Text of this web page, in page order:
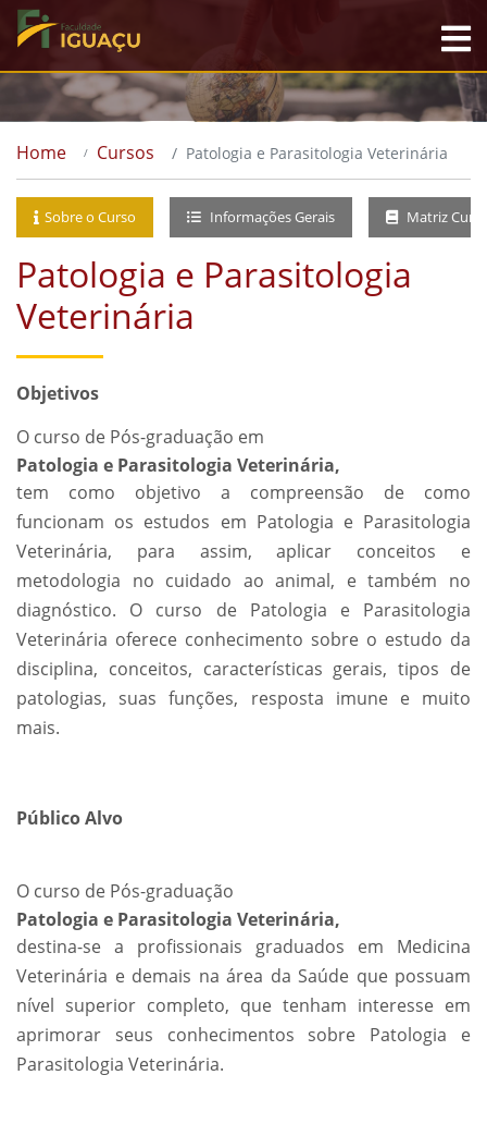
Home Cursos Patologia e Parasitologia Veterinária
Sobre o Curso Informações Gerais Matriz
Patologia e Parasitologia
Veterinária
Objetivos
O curso de Pós-graduação em
Patologia e Parasitologia Veterinária,
tem como objetivo a compreensão de como
funcionam os estudos em Patologia e Parasitologia
Veterinária, para assim, aplicar conceitos e
metodologia no cuidado ao animal, e também no
diagnóstico. O curso de Patologia e Parasitologia
Veterinária oferece conhecimento sobre o estudo da
disciplina, conceitos, características gerais, tipos de
patologias, suas funções, resposta imune e muito
mais.
Público Alvo
O curso de Pós-graduação
Patologia e Parasitologia Veterinária,
destina-se a profissionais graduados em Medicina
Veterinária e demais na área da Saúde que possuam
nível superior completo, que tenham interesse em
aprimorar seus conhecimentos sobre Patologia e
Parasitologia Veterinária.